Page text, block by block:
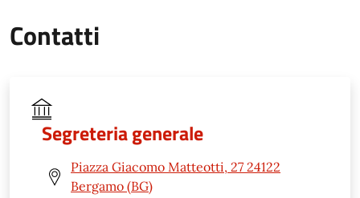
Contatti
Segreteria generale
Piazza Giacomo Matteotti, 27 24122
Bergamo (BG)